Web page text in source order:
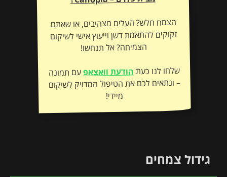
הצמח חלש? העלים מצהיבים, או שאתם
זקוקים להתאמת דשן וייעוץ אישי לשיקום
הצמיחה? אל תנחשו!
שלחו לנו כעתהודעת וואצאפעם תמונה
– ונתאים לכם את הטיפול המדויק לשיקום
מיידי!
גידול צמחים